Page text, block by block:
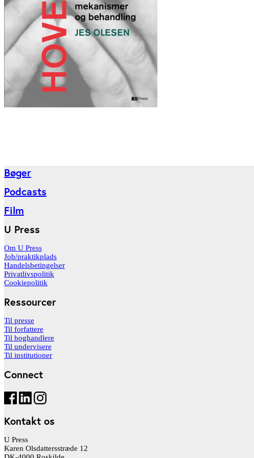
Bøger
Podcasts
Film
U Press
Om U Press
Job/praktikplads
Handelsbetingelser
Privatlivspolitik
Cookiepolitik
Ressourcer
Til presse
Til forfattere
Til boghandlere
Til undervisere
Til institutioner
Connect
Kontakt os
U Press
Karen Olsdattersstræde 12